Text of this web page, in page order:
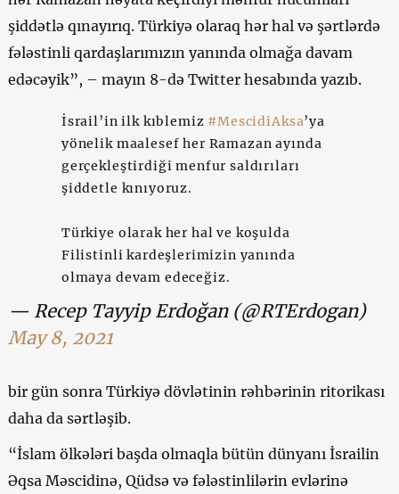
şiddətlə qınayırıq. Türkiyə olaraq hər hal və şərtlərdə
fələstinli qardaşlarımızın yanında olmağa davam
edəcəyik”, – mayın 8-də Twitter hesabında yazıb.
İsrail’in ilk kıblemiz #MescidiAksa’ya
yönelik maalesef her Ramazan ayında
gerçekleştirdiği menfur saldırıları
şiddetle kınıyoruz.
Türkiye olarak her hal ve koşulda
Filistinli kardeşlerimizin yanında
olmaya devam edeceğiz.
— Recep Tayyip Erdoğan (@RTErdogan)
May 8, 2021
bir gün sonra Türkiyə dövlətinin rəhbərinin ritorikası
daha da sərtləşib.
“İslam ölkələri başda olmaqla bütün dünyanı İsrailin
Əqsa Məscidinə, Qüdsə və fələstinlilərin evlərinə